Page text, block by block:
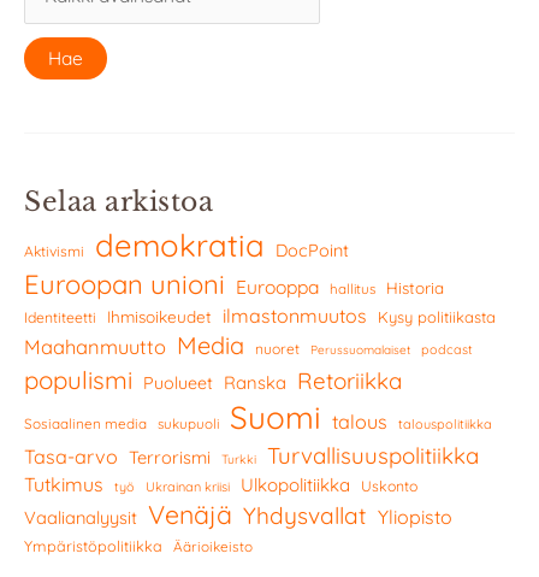
Selaa arkistoa
Aktivismi demokratia DocPoint
Euroopan unioni Eurooppa hallitus Historia
Identiteetti Ihmisoikeudet ilmastonmuutos Kysy politiikasta
Maahanmuutto Media nuoret Perussuomalaiset podcast
populismi Puolueet Ranska Retoriikka
Sosiaalinen media sukupuoli Suomi talous talouspolitiikka
Tasa-arvo Terrorismi Turkki Turvallisuuspolitiikka
Tutkimus työ Ukrainan kriisi Ulkopolitiikka Uskonto
Vaalianalyysit Venäjä Yhdysvallat Yliopisto
Ympäristöpolitiikka Äärioikeisto